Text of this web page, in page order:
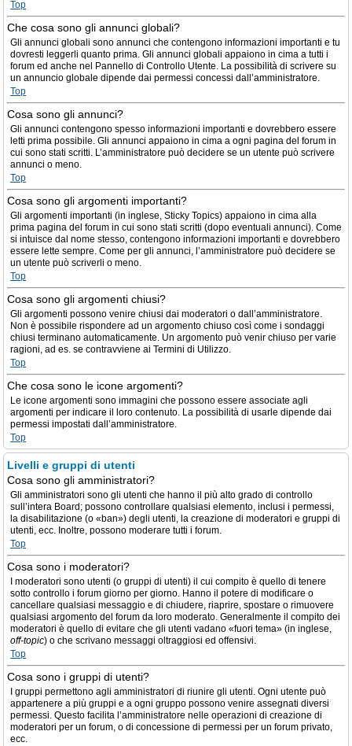
Top
Che cosa sono gli annunci globali?
Gli annunci globali sono annunci che contengono informazioni importanti e tu
dovresti leggerli quanto prima. Gli annunci globali appaiono in cima a tutti i
forum ed anche nel Pannello di Controllo Utente. La possibilità di scrivere su
un annuncio globale dipende dai permessi concessi dall’amministratore.
Top
Cosa sono gli annunci?
Gli annunci contengono spesso informazioni importanti e dovrebbero essere
letti prima possibile. Gli annunci appaiono in cima a ogni pagina del forum in
cui sono stati scritti. L’amministratore può decidere se un utente può scrivere
annunci o meno.
Top
Cosa sono gli argomenti importanti?
Gli argomenti importanti (in inglese, Sticky Topics) appaiono in cima alla
prima pagina del forum in cui sono stati scritti (dopo eventuali annunci). Come
si intuisce dal nome stesso, contengono informazioni importanti e dovrebbero
essere lette sempre. Come per gli annunci, l’amministratore può decidere se
un utente può scriverli o meno.
Top
Cosa sono gli argomenti chiusi?
Gli argomenti possono venire chiusi dai moderatori o dall’amministratore.
Non è possibile rispondere ad un argomento chiuso così come i sondaggi
chiusi terminano automaticamente. Un argomento può venir chiuso per varie
ragioni, ad es. se contravviene ai Termini di Utilizzo.
Top
Che cosa sono le icone argomenti?
Le icone argomenti sono immagini che possono essere associate agli
argomenti per indicare il loro contenuto. La possibilità di usarle dipende dai
permessi impostati dall’amministratore.
Top
Livelli e gruppi di utenti
Cosa sono gli amministratori?
Gli amministratori sono gli utenti che hanno il più alto grado di controllo
sull’intera Board; possono controllare qualsiasi elemento, inclusi i permessi,
la disabilitazione (o «ban») degli utenti, la creazione di moderatori e gruppi di
utenti, ecc. Inoltre, possono moderare tutti i forum.
Top
Cosa sono i moderatori?
I moderatori sono utenti (o gruppi di utenti) il cui compito è quello di tenere
sotto controllo i forum giorno per giorno. Hanno il potere di modificare o
cancellare qualsiasi messaggio e di chiudere, riaprire, spostare o rimuovere
qualsiasi argomento del forum da loro moderato. Generalmente il compito dei
moderatori è quello di evitare che gli utenti vadano «fuori tema» (in inglese,
off-topic) o che scrivano messaggi oltraggiosi ed offensivi.
Top
Cosa sono i gruppi di utenti?
I gruppi permettono agli amministratori di riunire gli utenti. Ogni utente può
appartenere a più gruppi e a ogni gruppo possono venire assegnati diversi
permessi. Questo facilita l’amministratore nelle operazioni di creazione di
moderatori per un forum, o di concessione di permessi per un forum privato,
ecc.